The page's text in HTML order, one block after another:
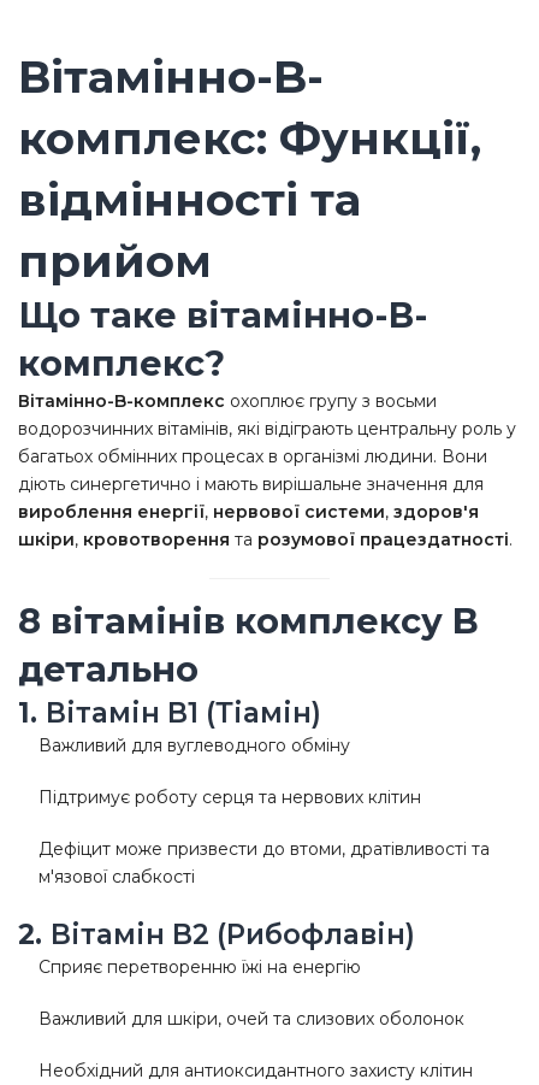
Вітамінно-B-
комплекс: Функції,
відмінності та
прийом
Що таке вітамінно-В-
комплекс?
Вітамінно-B-комплекс охоплює групу з восьми
водорозчинних вітамінів, які відіграють центральну роль у
багатьох обмінних процесах в організмі людини. Вони
діють синергетично і мають вирішальне значення для
вироблення енергії, нервової системи, здоров'я
шкіри, кровотворення та розумової працездатності.
8 вітамінів комплексу B
детально
1. Вітамін B1 (Тіамін)
Важливий для вуглеводного обміну
Підтримує роботу серця та нервових клітин
Дефіцит може призвести до втоми, дратівливості та
м'язової слабкості
2. Вітамін B2 (Рибофлавін)
Сприяє перетворенню їжі на енергію
Важливий для шкіри, очей та слизових оболонок
Необхідний для антиоксидантного захисту клітин